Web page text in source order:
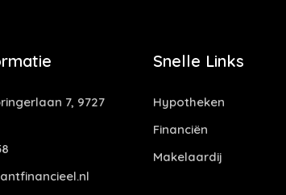
7, 9727
Snelle Links
Hypotheken
Financiën
Makelaardij